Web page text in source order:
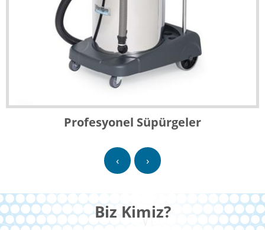
Profesyonel Süpürgeler
‹ ›
Biz Kimiz?